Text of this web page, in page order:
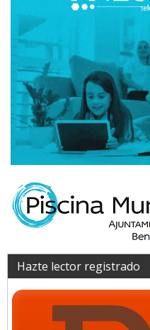
Hazte lector registrado